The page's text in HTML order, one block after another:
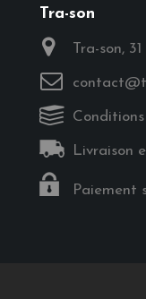
Tra-son
Tra-son,
Livraison
Paiement